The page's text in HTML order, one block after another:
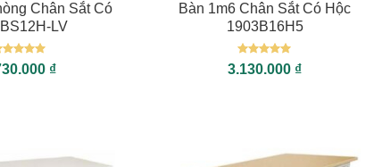
Chân Sắt Có
LV
xếp
55
₫
Bàn 1m6 Chân Sắt Có Hộc
1903B16H5
Được xếp
hạng55
3.130.000 ₫